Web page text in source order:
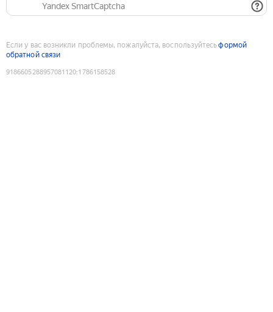
Yandex SmartCaptcha
Если у вас возникли проблемы, пожалуйста, воспользуйтесьформой
обратной связи
9186605288957081120:1786158528